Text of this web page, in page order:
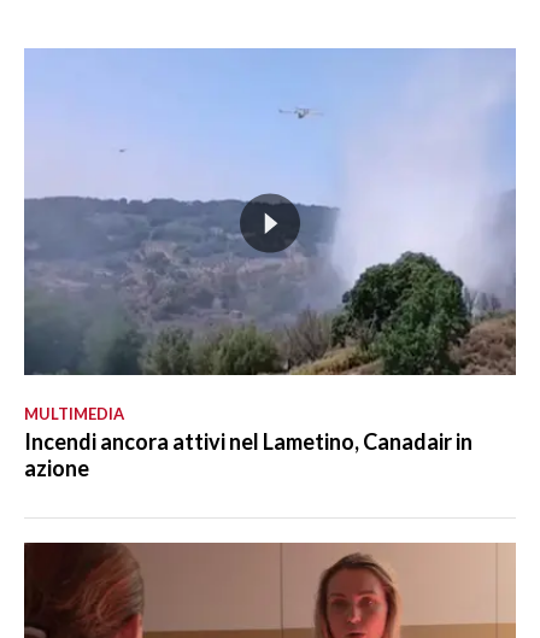
MULTIMEDIA
Incendi ancora attivi nel Lametino, Canadair in
azione